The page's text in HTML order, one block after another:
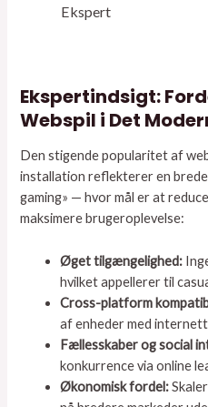
Ekspert
Ekspertindsigt:
Webspil i Det
Den stigende popularitet af
installation reflekterer en
gaming» — hvor mål er at
maksimere brugeroplevelse:
Øget tilgængelighed:
hvilket appellerer til
Cross-platform
af enheder med
Fællesskaber og social
konkurrence via online
Økonomisk fordel: